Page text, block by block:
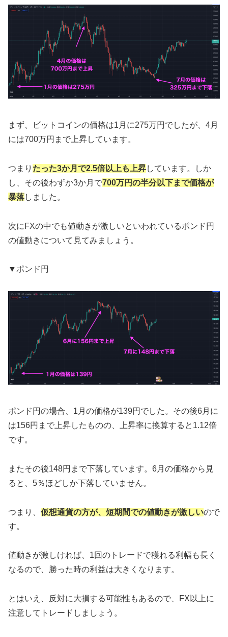
まず、ビットコインの価格は1月に275万円でしたが、4月
には700万円まで上昇しています。
つまり たった3か月で2.5倍以上も上昇しています。しか
し、その後わずか3か月で700万円の半分以下まで価格が
暴落しました。
次にFXの中でも値動きが激しいといわれているポンド円
の値動きについて見てみましょう。
▼ポンド円
ポンド円の場合、1月の価格が139円でした。その後6月に
は156円まで上昇したものの、上昇率に換算すると1.12倍
です。
またその後148円まで下落しています。6月の価格から見
ると、5％ほどしか下落していません。
つまり、 仮想通貨の方が、短期間での値動きが激しいので
す。
値動きが激しければ、1回のトレードで穫れる利幅も長く
なるので、勝った時の利益は大きくなります。
とはいえ、反対に大損する可能性もあるので、FX以上に
注意してトレードしましょう。